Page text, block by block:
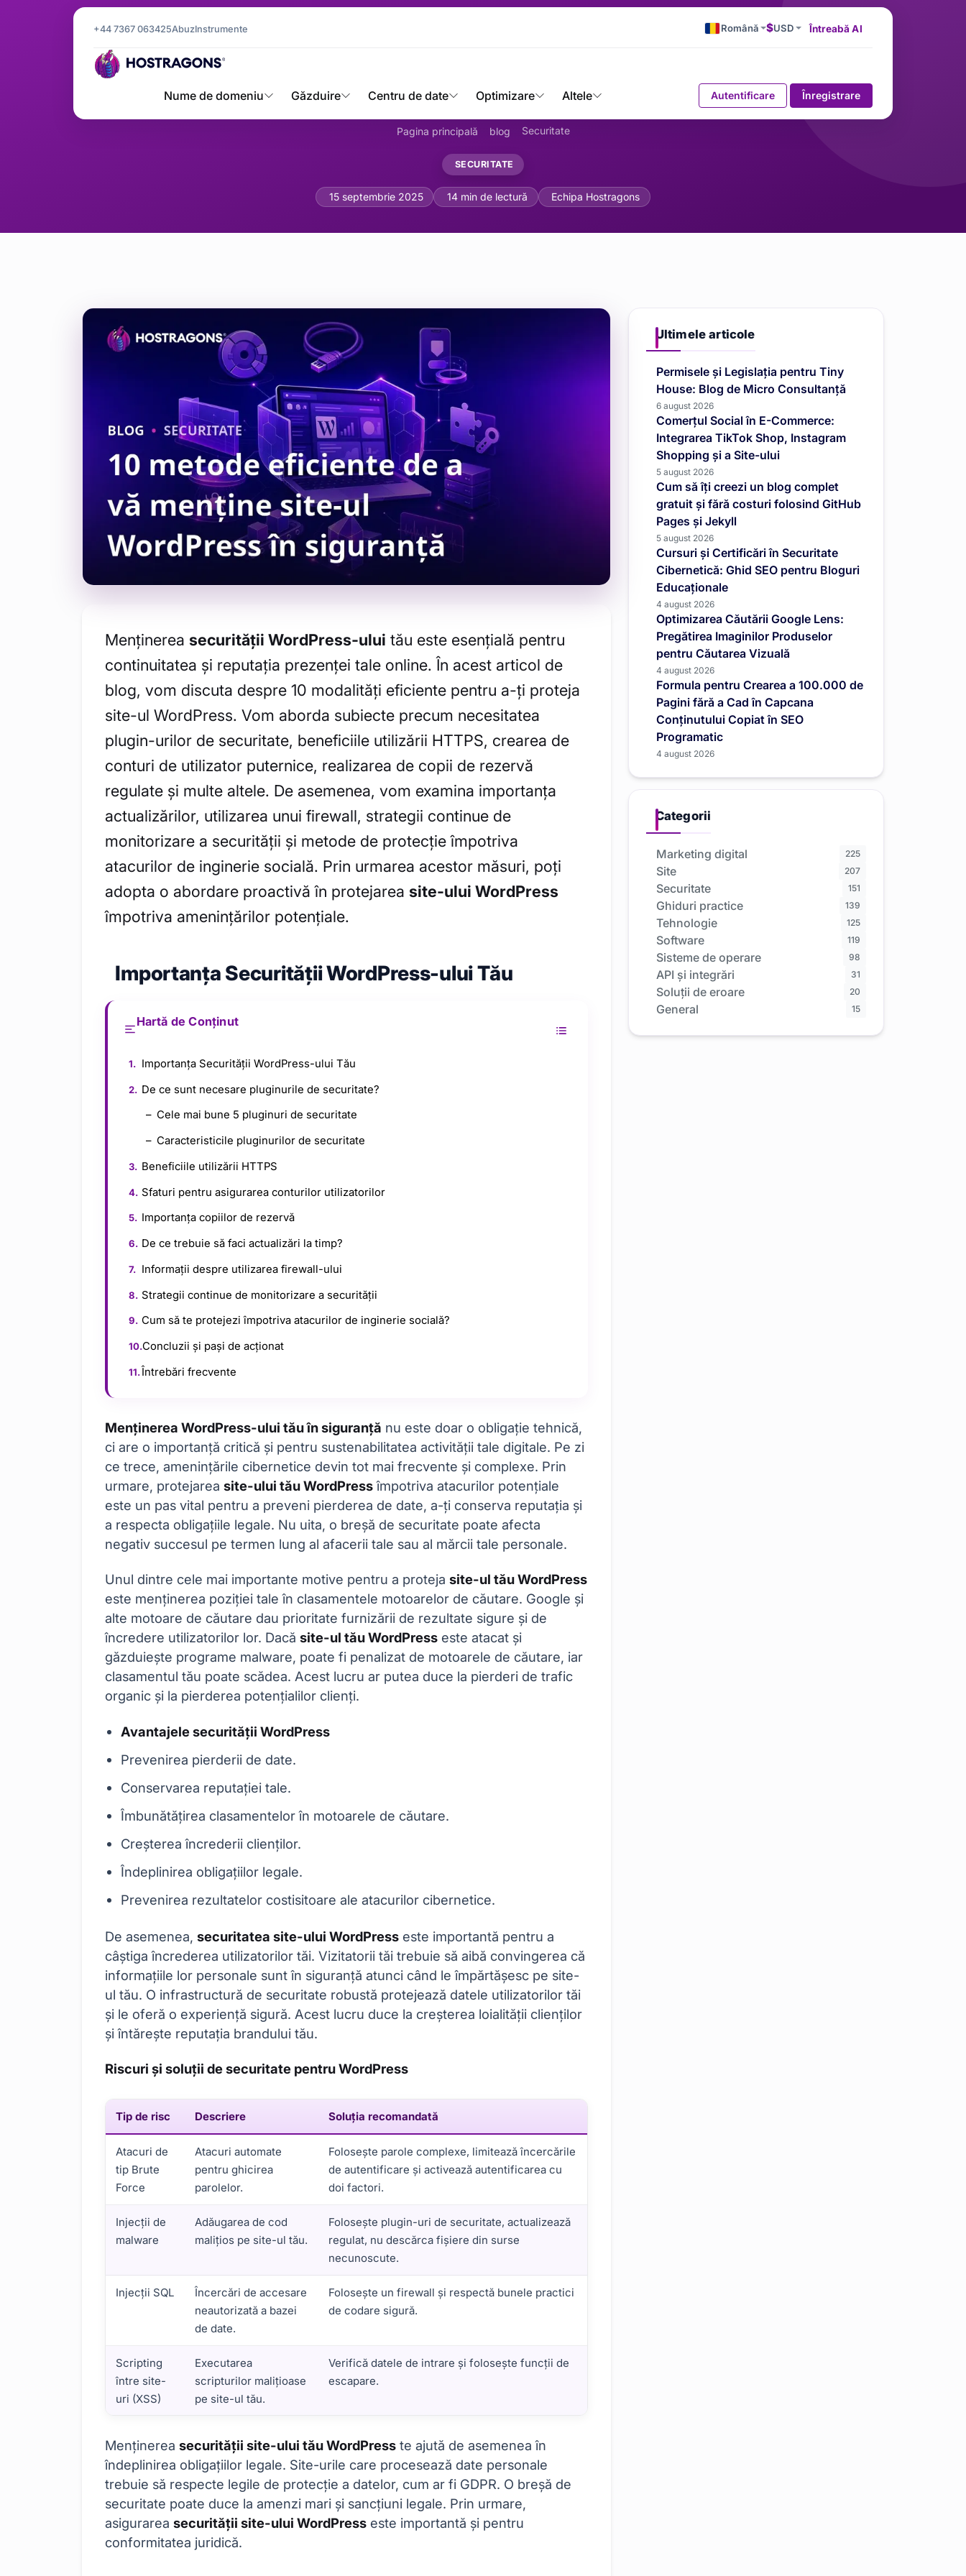
+44 7367 063425AbuzInstrumente Română $USD Întreabă AI
Nume de domeniu Găzduire Centru de date Optimizare Altele Autentificare Înregistrare
Pagina principală blog Securitate
SECURITATE
10 Modalități Eficiente de a Menține Securitatea
15 septembrie 2025 14 min de lectură Echipa Hostragons
Menținerea securității WordPress-ului tău este esențială pentru
continuitatea și reputația prezenței tale online. În acest articol de
blog, vom discuta despre 10 modalități eficiente pentru a-ți proteja
site-ul WordPress. Vom aborda subiecte precum necesitatea
plugin-urilor de securitate, beneficiile utilizării HTTPS, crearea de
conturi de utilizator puternice, realizarea de copii de rezervă
regulate și multe altele. De asemenea, vom examina importanța
actualizărilor, utilizarea unui firewall, strategii continue de
monitorizare a securității și metode de protecție împotriva
atacurilor de inginerie socială. Prin urmarea acestor măsuri, poți
adopta o abordare proactivă în protejarea site-ului WordPress
împotriva amenințărilor potențiale.
Importanța Securității WordPress-ului Tău
Hartă de Conținut
Importanța Securității WordPress-ului Tău
De ce sunt necesare pluginurile de securitate?
Cele mai bune 5 pluginuri de securitate
Caracteristicile pluginurilor de securitate
Beneficiile utilizării HTTPS
Sfaturi pentru asigurarea conturilor utilizatorilor
Importanța copiilor de rezervă
De ce trebuie să faci actualizări la timp?
Informații despre utilizarea firewall-ului
Strategii continue de monitorizare a securității
Cum să te protejezi împotriva atacurilor de inginerie socială?
Concluzii și pași de acționat
Întrebări frecvente
Menținerea WordPress-ului tău în siguranță nu este doar o obligație tehnică,
ci are o importanță critică și pentru sustenabilitatea activității tale digitale. Pe zi
ce trece, amenințările cibernetice devin tot mai frecvente și complexe. Prin
urmare, protejarea site-ului tău WordPressîmpotriva atacurilor potențiale
este un pas vital pentru a preveni pierderea de date, a-ți conserva reputația și
a respecta obligațiile legale. Nu uita, o breșă de securitate poate afecta
negativ succesul pe termen lung al afacerii tale sau al mărcii tale personale.
Unul dintre cele mai importante motive pentru a proteja site-ul tău WordPress
este menținerea poziției tale în clasamentele motoarelor de căutare. Google și
alte motoare de căutare dau prioritate furnizării de rezultate sigure și de
încredere utilizatorilor lor. Dacă site-ul tău WordPress este atacat și
găzduiește programe malware, poate fi penalizat de motoarele de căutare, iar
clasamentul tău poate scădea. Acest lucru ar putea duce la pierderi de trafic
organic și la pierderea potențialilor clienți.
Avantajele securității WordPress
Prevenirea pierderii de date.
Conservarea reputației tale.
Îmbunătățirea clasamentelor în motoarele de căutare.
Creșterea încrederii clienților.
Îndeplinirea obligațiilor legale.
Prevenirea rezultatelor costisitoare ale atacurilor cibernetice.
De asemenea, securitatea site-ului WordPress este importantă pentru a
câștiga încrederea utilizatorilor tăi. Vizitatorii tăi trebuie să aibă convingerea că
informațiile lor personale sunt în siguranță atunci când le împărtășesc pe site-
ul tău. O infrastructură de securitate robustă protejează datele utilizatorilor tăi
și le oferă o experiență sigură. Acest lucru duce la creșterea loialității clienților
și întărește reputația brandului tău.
Riscuri și soluții de securitate pentru WordPress
Tip de risc Descriere Soluția recomandată
Atacuri de
tip Brute
Force
Atacuri automate
pentru ghicirea
parolelor.
Folosește parole complexe, limitează încercările
de autentificare și activează autentificarea cu
doi factori.
Injecții de
malware
Adăugarea de cod
malițios pe site-ul tău.
Folosește plugin-uri de securitate, actualizează
regulat, nu descărca fișiere din surse
necunoscute.
Injecții SQL
Încercări de accesare
neautorizată a bazei
de date.
Folosește un firewall și respectă bunele practici
de codare sigură.
Scripting
între site-
uri (XSS)
Executarea
scripturilor malițioase
pe site-ul tău.
Verifică datele de intrare și folosește funcții de
escapare.
Menținerea securității site-ului tău WordPress te ajută de asemenea în
îndeplinirea obligațiilor legale. Site-urile care procesează date personale
trebuie să respecte legile de protecție a datelor, cum ar fi GDPR. O breșă de
securitate poate duce la amenzi mari și sancțiuni legale. Prin urmare,
asigurarea securității site-ului WordPress este importantă și pentru
conformitatea juridică.
Ultimele articole
Permisele și Legislația pentru Tiny
House: Blog de Micro Consultanță
6 august 2026
Comerțul Social în E-Commerce:
Integrarea TikTok Shop, Instagram
Shopping și a Site-ului
5 august 2026
Cum să îți creezi un blog complet
gratuit și fără costuri folosind GitHub
Pages și Jekyll
5 august 2026
Cursuri și Certificări în Securitate
Cibernetică: Ghid SEO pentru Bloguri
Educaționale
4 august 2026
Optimizarea Căutării Google Lens:
Pregătirea Imaginilor Produselor
pentru Căutarea Vizuală
4 august 2026
Formula pentru Crearea a 100.000 de
Pagini fără a Cad în Capcana
Conținutului Copiat în SEO
Programatic
4 august 2026
Categorii
Marketing digital 225
Site 207
Securitate 151
Ghiduri practice 139
Tehnologie 125
Software 119
Sisteme de operare 98
API și integrări 31
Soluții de eroare 20
General 15